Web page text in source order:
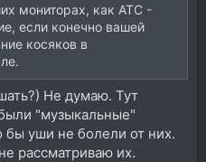
мониторах, как ATC -
если конечно вашей
косяков в
Не думаю. Тут
"музыкальные"
бы уши не болели от них.
рассматриваю их.